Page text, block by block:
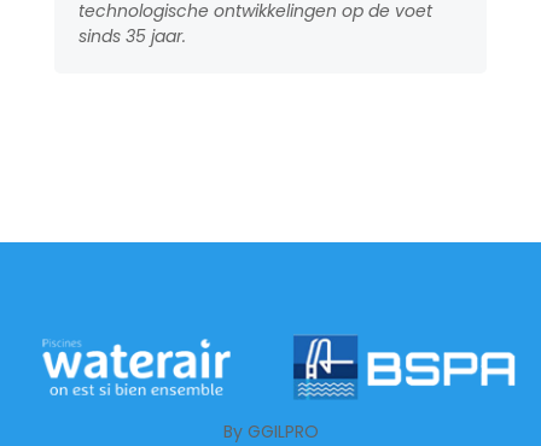
technologische ontwikkelingen op de voet
sinds 35 jaar.
By GGILPRO